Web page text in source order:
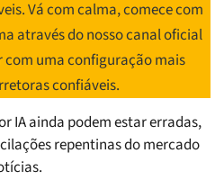
Vá com calma, comece com
através do nosso canal oficial
uma configuração mais
confiáveis.
IA ainda podem estar erradas,
repentinas do mercado